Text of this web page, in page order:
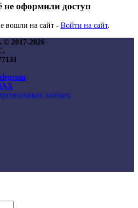
оформили доступ
вошли на сайт - Войти на сайт.
© 2017-2026
данных